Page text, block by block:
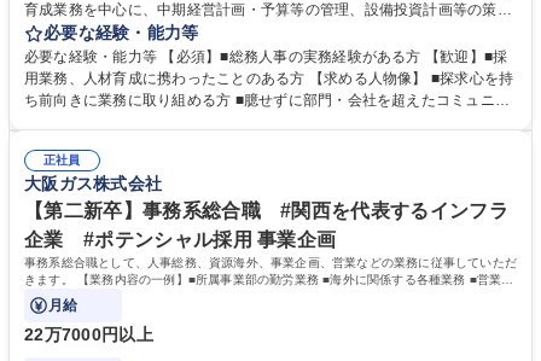
育成業務を中心に、中期経営計画・予算等の管理、設備投資計画等の策
定、さらに社内の重要会議の運営等、経営の根幹となる幅広い総務人事業
務全般を担当していただきます。 【主な業務内容】 ■採用関係業務および
人材育成(社員研修)業務の推進 ■中期経営計画および予算等の管理 ■設備
投資計画等の策定 ■社内の重要会議の運営 ■その他総務人事業務全般 【入
務人事】経験者歓迎！/阪急阪神HDグループ/年休124日
必要な経験・能力等
必要な経験・能力等 【必須】■総務人事の実務経験がある方 【歓迎】■採
用業務、人材育成に携わったことのある方 【求める人物像】 ■探求心を持
ち前向きに業務に取り組める方 ■臆せずに部門・会社を超えたコミュニケ
囲のメンバーと協調しつつ主体性を持って能動的に業務を推進できる方 学
歴・資格 学歴：大学院 大学 高専 短大 専修学校 高校 語学力： 資格：
正社員
大阪ガス株式会社
【第二新卒】事務系総合職 #関西を代表するインフラ
企業 #ポテンシャル採用 事業企画
事務系総合職として、人事総務、資源海外、事業企画、営業などの業務に従事していただ
きます。 【業務内容の一例】■所属事業部の勤労業務 ■海外に関係する各種業務 ■営業部
門の企画スタッフ、ルート営業
月給
22万7000円以上